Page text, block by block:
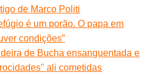
de Marco Politi
é um porão. O papa em
condições”
de Bucha ensanguentada e
ali cometidas